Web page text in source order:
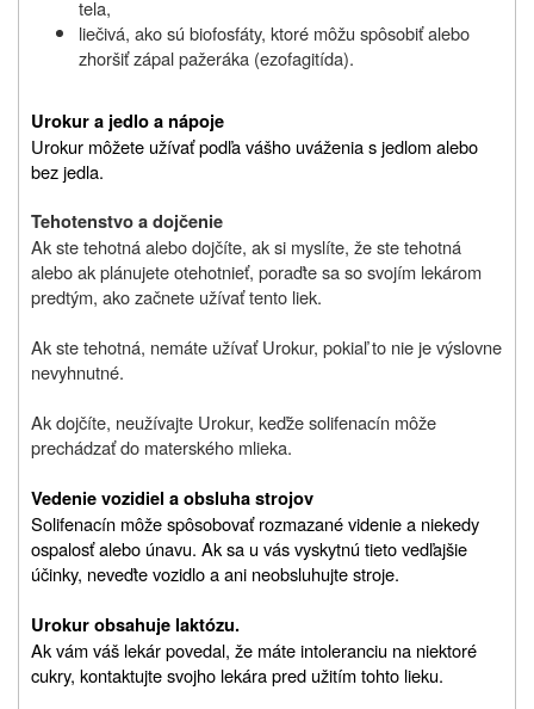
tela,
liečivá, ako sú biofosfáty, ktoré môžu spôsobiť alebo
zhoršiť zápal pažeráka (ezofagitída).
Urokur a jedlo a nápoje
Urokur môžete užívať podľa vášho uváženia s jedlom alebo
bez jedla.
Tehotenstvo a dojčenie
Ak ste tehotná alebo dojčíte, ak si myslíte, že ste tehotná
alebo ak plánujete otehotnieť, poraďte sa so svojím lekárom
predtým, ako začnete užívať tento liek.
Ak ste tehotná, nemáte užívať Urokur, pokiaľ to nie je výslovne
nevyhnutné.
Ak dojčíte, neužívajte Urokur, keďže solifenacín môže
prechádzať do materského mlieka.
Vedenie vozidiel a obsluha strojov
Solifenacín môže spôsobovať rozmazané videnie a niekedy
ospalosť alebo únavu. Ak sa u vás vyskytnú tieto vedľajšie
účinky, neveďte vozidlo a ani neobsluhujte stroje.
Urokur obsahuje laktózu.
Ak vám váš lekár povedal, že máte intoleranciu na niektoré
cukry, kontaktujte svojho lekára pred užitím tohto lieku.